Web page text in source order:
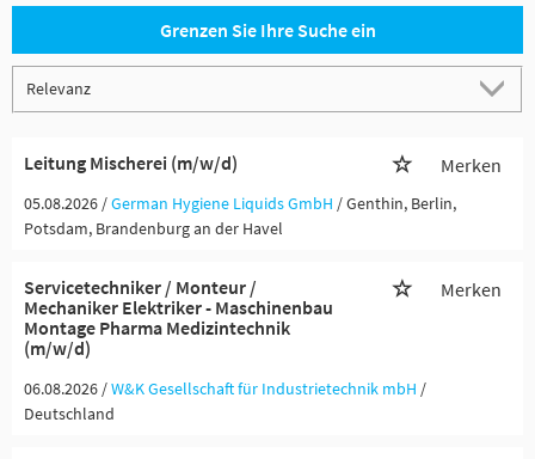
Grenzen Sie Ihre Suche ein
Leitung Mischerei (m/w/d) Merken
05.08.2026 /German Hygiene Liquids GmbH / Genthin, Berlin,
Potsdam, Brandenburg an der Havel
Servicetechniker / Monteur /
Mechaniker Elektriker - Maschinenbau
Montage Pharma Medizintechnik
(m/w/d)
Merken
06.08.2026 /W&K Gesellschaft für Industrietechnik mbH /
Deutschland